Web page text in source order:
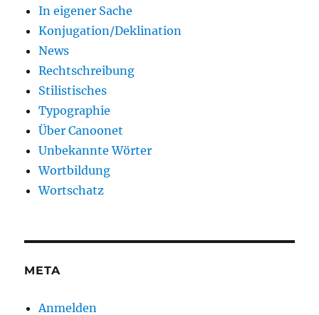
In eigener Sache
Konjugation/Deklination
News
Rechtschreibung
Stilistisches
Typographie
Über Canoonet
Unbekannte Wörter
Wortbildung
Wortschatz
META
Anmelden